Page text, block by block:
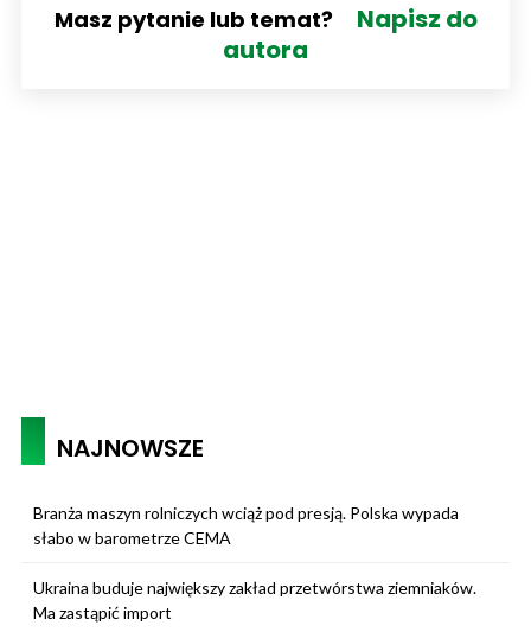
Masz pytanie lub temat?
Napisz do
autora
NAJNOWSZE
Branża maszyn rolniczych wciąż pod presją. Polska wypada
słabo w barometrze CEMA
Ukraina buduje największy zakład przetwórstwa ziemniaków.
Ma zastąpić import